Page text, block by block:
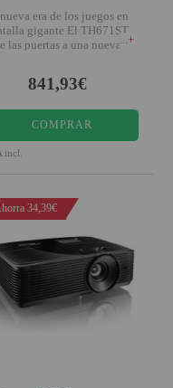
era de los juegos en
gigante El TH671ST
las puertas a una nueva era+
841,93€
COMPRAR
incl.
34,39€